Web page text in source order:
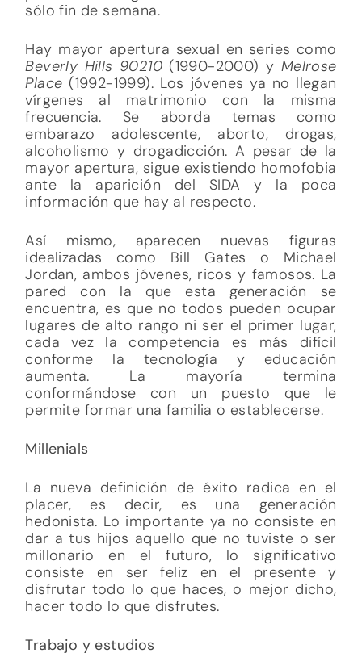
sólo fin de semana.
Hay mayor apertura sexual en series como
Beverly Hills 90210(1990-2000) y Melrose
Place (1992-1999). Los jóvenes ya no llegan
vírgenes al matrimonio con la misma
frecuencia. Se aborda temas como
embarazo adolescente, aborto, drogas,
alcoholismo y drogadicción. A pesar de la
mayor apertura, sigue existiendo homofobia
ante la aparición del SIDA y la poca
información que hay al respecto.
Así mismo, aparecen nuevas figuras
idealizadas como Bill Gates o Michael
Jordan, ambos jóvenes, ricos y famosos. La
pared con la que esta generación se
encuentra, es que no todos pueden ocupar
lugares de alto rango ni ser el primer lugar,
cada vez la competencia es más difícil
conforme la tecnología y educación
aumenta. La mayoría termina
conformándose con un puesto que le
permite formar una familia o establecerse.
Millenials
La nueva definición de éxito radica en el
placer, es decir, es una generación
hedonista. Lo importante ya no consiste en
dar a tus hijos aquello que no tuviste o ser
millonario en el futuro, lo significativo
consiste en ser feliz en el presente y
disfrutar todo lo que haces, o mejor dicho,
hacer todo lo que disfrutes.
Trabajo y estudios